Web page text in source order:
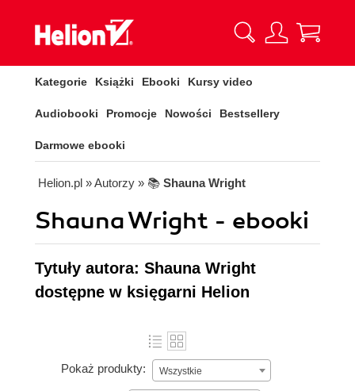
Kategorie Książki Ebooki Kursy video
Audiobooki Promocje Nowości Bestsellery
Darmowe ebooki
Helion.pl » Autorzy » 📚 Shauna Wright
Shauna Wright - ebooki
Tytuły autora: Shauna Wright
dostępne w księgarni Helion
Pokaż produkty: Wszystkie